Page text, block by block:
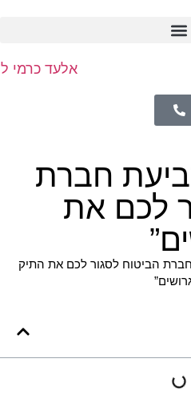
חברת
לכם את
הביטוח לסגור לכם את התיק